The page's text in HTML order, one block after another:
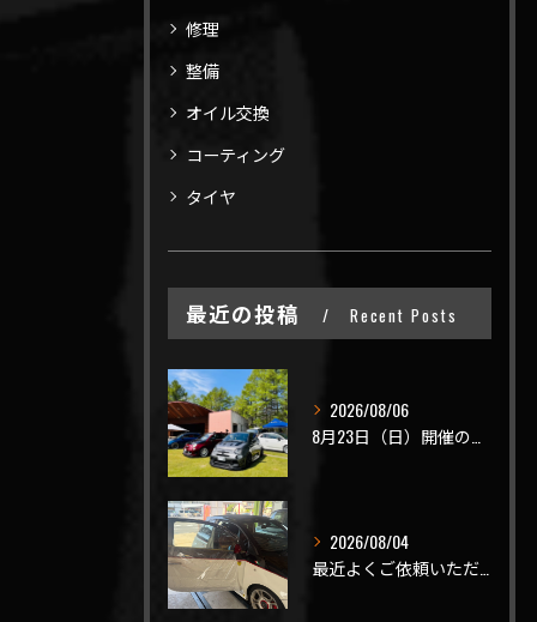
修理
整備
オイル交換
コーティング
タイヤ
最近の投稿 Recent Posts
2026/08/06
2026/08/04